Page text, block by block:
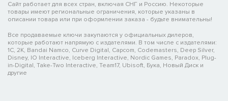
Сайт работает для всех стран, включая СНГ и Россию. Некоторые
товары имеют региональные ограничения, которые указаны в
описании товара или при оформлении заказа - будьте внимательны!
Все продаваемые ключи закупаются у официальных дилеров,
которые работают напрямую с издателями. В том числе с издателями:
1C, 2K, Bandai Namco, Curve Digital, Capcom, Codemasters, Deep Silver,
Disney, IO Interactive, Iceberg Interactive, Nordic Games, Paradox, Plug-
in-Digital, Take-Two Interactive, Team17, Ubisoft, Бука, Новый Диск и
другие